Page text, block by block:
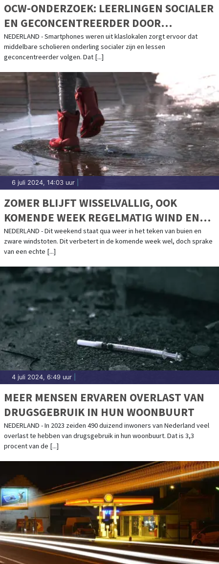
OCW-ONDERZOEK: LEERLINGEN SOCIALER
EN GECONCENTREERDER DOOR
MOBIELTJESAFSPRAAK
NEDERLAND - Smartphones weren uit klaslokalen zorgt ervoor dat
middelbare scholieren onderling socialer zijn en lessen
geconcentreerder volgen. Dat [...]
6 juli 2024, 14:03 uur
ZOMER BLIJFT WISSELVALLIG, OOK
KOMENDE WEEK REGELMATIG WIND EN
BUIEN
NEDERLAND - Dit weekend staat qua weer in het teken van buien en
zware windstoten. Dit verbetert in de komende week wel, doch sprake
van een echte [...]
4 juli 2024, 6:49 uur
MEER MENSEN ERVAREN OVERLAST VAN
DRUGSGEBRUIK IN HUN WOONBUURT
NEDERLAND - In 2023 zeiden 490 duizend inwoners van Nederland veel
overlast te hebben van drugsgebruik in hun woonbuurt. Dat is 3,3
procent van de [...]